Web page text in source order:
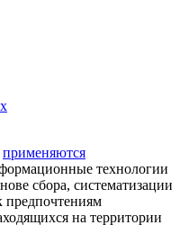
применяются
технологии
сбора, систематизации
предпочтениям
на территории